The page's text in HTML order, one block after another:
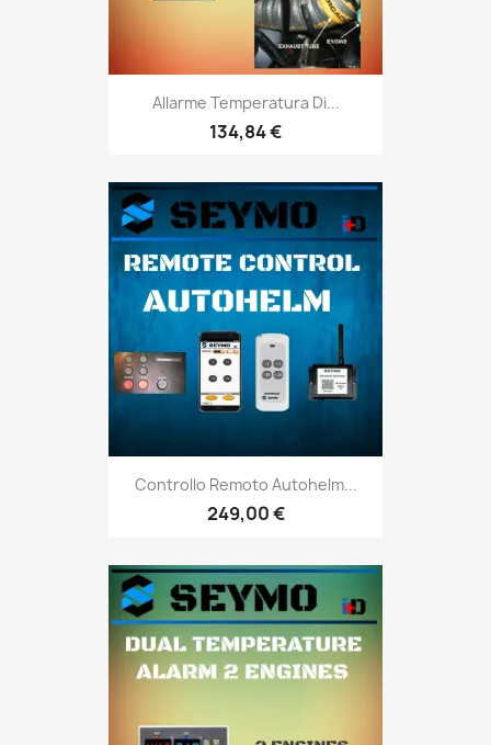
Allarme Temperatura Di...
134,84 €
Controllo Remoto Autohelm...
249,00 €